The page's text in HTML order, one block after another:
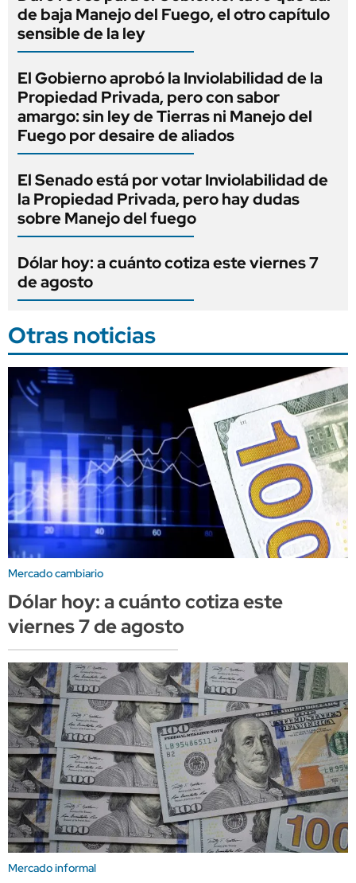
de baja Manejo del Fuego, el otro capítulo
sensible de la ley
El Gobierno aprobó la Inviolabilidad de la
Propiedad Privada, pero con sabor
amargo: sin ley de Tierras ni Manejo del
Fuego por desaire de aliados
El Senado está por votar Inviolabilidad de
la Propiedad Privada, pero hay dudas
sobre Manejo del fuego
Dólar hoy: a cuánto cotiza este viernes 7
de agosto
Otras noticias
Mercado cambiario
Dólar hoy: a cuánto cotiza este
viernes 7 de agosto
Mercado informal